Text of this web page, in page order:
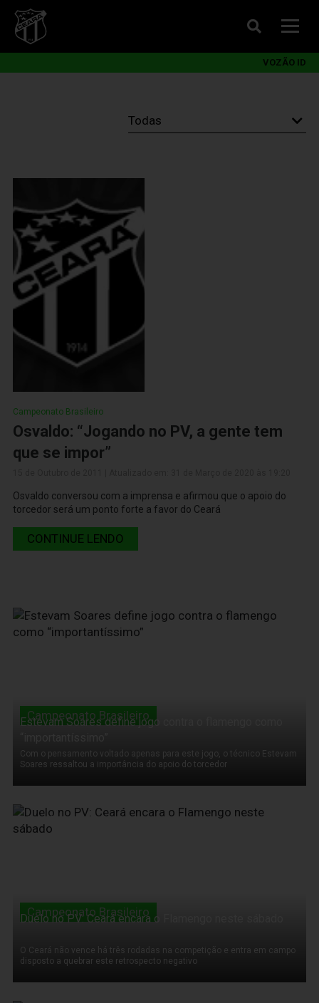
VOZÃO ID
Campeonato Brasileiro
Osvaldo: “Jogando no PV, a gente tem
que se impor”
Osvaldo conversou com a imprensa e afirmou que o apoio do
torcedor será um ponto forte a favor do Ceará
CONTINUE LENDO
15 de Outubro de 2011
Campeonato Brasileiro
Estevam Soares define jogo contra o flamengo como
Com o pensamento voltado apenas para este jogo, o técnico Estevam
Soares ressaltou a importância do apoio do torcedor
15 de Outubro de 2011
Campeonato Brasileiro
Duelo no PV: Ceará encara o Flamengo neste sábado
O Ceará não vence há três rodadas na competição e entra em campo
disposto a quebrar este retrospecto negativo